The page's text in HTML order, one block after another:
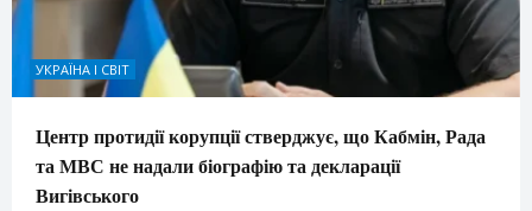
УКРАЇНА І СВІТ
Центр протидії корупції стверджує, що Кабмін, Рада
та МВС не надали біографію та декларації
Вигівського